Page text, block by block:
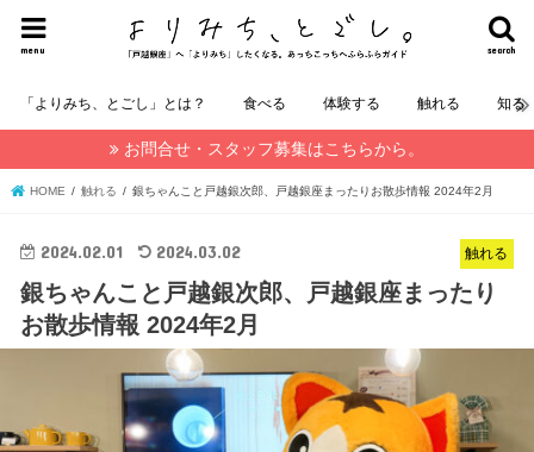
search
menu
「よりみち、とごし」とは？ 食べる 体験する 触れる 知る
お問合せ・スタッフ募集はこちらから。
HOME 触れる 銀ちゃんこと戸越銀次郎、戸越銀座まったりお散歩情報 2024年2月
触れる
2024.02.01 2024.03.02
銀ちゃんこと戸越銀次郎、戸越銀座まったり
お散歩情報 2024年2月